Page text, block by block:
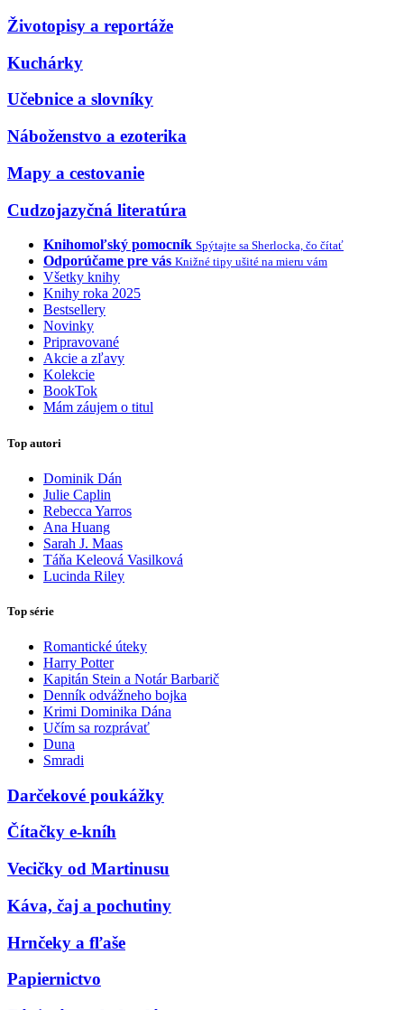
Životopisy a reportáže
Kuchárky
Učebnice a slovníky
Náboženstvo a ezoterika
Mapy a cestovanie
Cudzojazyčná literatúra
Knihomoľský pomocník Spýtajte sa Sherlocka, čo čítať
Odporúčame pre vás Knižné tipy ušité na mieru vám
Všetky knihy
Knihy roka 2025
Bestsellery
Novinky
Pripravované
Akcie a zľavy
Kolekcie
BookTok
Mám záujem o titul
Top autori
Dominik Dán
Julie Caplin
Rebecca Yarros
Ana Huang
Sarah J. Maas
Táňa Keleová Vasilková
Lucinda Riley
Top série
Romantické úteky
Harry Potter
Kapitán Stein a Notár Barbarič
Denník odvážneho bojka
Krimi Dominika Dána
Učím sa rozprávať
Duna
Smradi
Darčekové poukážky
Čítačky e-kníh
Vecičky od Martinusu
Káva, čaj a pochutiny
Hrnčeky a fľaše
Papiernictvo